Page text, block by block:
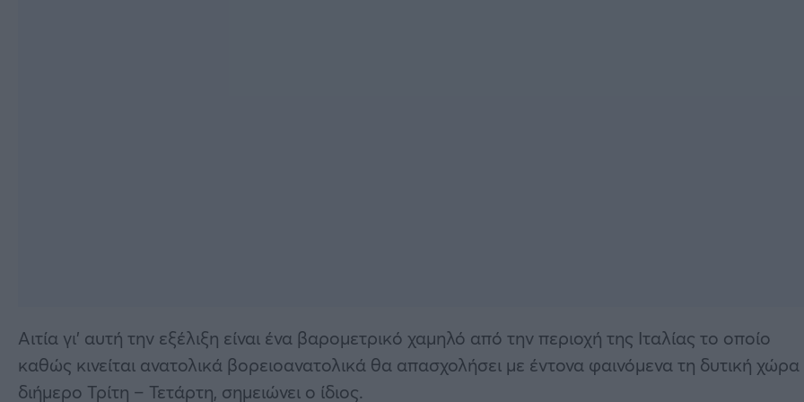
Αιτία γι’ αυτή την εξέλιξη είναι ένα βαρομετρικό χαμηλό από την περιοχή της Ιταλίας το οποίο
καθώς κινείται ανατολικά βορειοανατολικά θα απασχολήσει με έντονα φαινόμενα τη δυτική
διήμερο Τρίτη – Τετάρτη, σημειώνει ο ίδιος.